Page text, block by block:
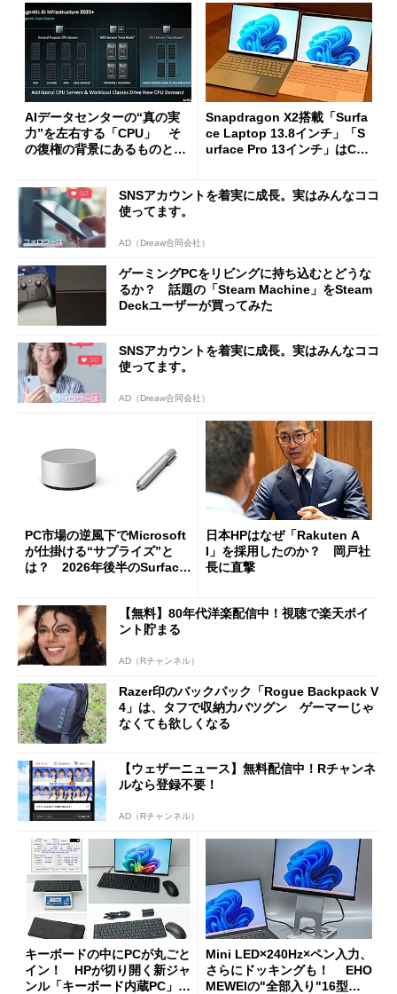
AIデータセンターの“真の実
力”を左右する「CPU」 そ
の復権の背景にあるものと
Snapdragon X2搭載「Surfa
ce Laptop 13.8インチ」「S
urface Pro 13インチ」はCop
た
SNSアカウントを着実に成長。実はみんなココ
使ってます。
AD（Dreaw合同会社）
ゲーミングPCをリビングに持ち込むとどうな
るか？ 話題の「Steam Machine」をSteam
Deckユーザーが買ってみた
SNSアカウントを着実に成長。実はみんなココ
使ってます。
AD（Dreaw合同会社）
PC市場の逆風下でMicrosoft
が仕掛ける“サプライズ”と
は？ 2026年後半のSurface
日本HPはなぜ「Rakuten A
I」を採用したのか？ 岡戸社
長に直撃
【無料】80年代洋楽配信中！視聴で楽天ポイ
ント貯まる
AD（Rチャンネル）
Razer印のバックパック「Rogue Backpack V
4」は、タフで収納力バツグン ゲーマーじゃ
なくても欲しくなる
【ウェザーニュース】無料配信中！Rチャンネ
ルなら登録不要！
AD（Rチャンネル）
キーボードの中にPCが丸ごと
イン！ HPが切り開く新ジャ
ンル「キーボード内蔵PC」の
Mini LED×240Hz×ペン入力、
さらにドッキングも！ EHO
MEWEIの"全部入り"16型モ